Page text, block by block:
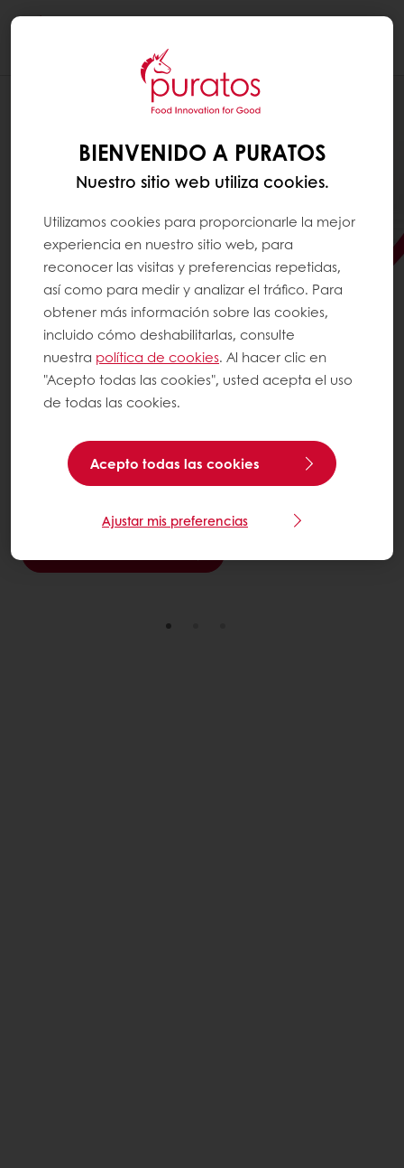
MÁS FRUTA, MÁS SABOR
REAL EN CADA RELLENO
Descubre los nuevos Topfil 20% de fruta y Frutfil con 10%
de fruta, diseñados para ofrecer sabor auténtico,
excelente textura y desempeño superior en cada
BIENVENIDO A PURATOS
Nuestro sitio web utiliza cookies.
Utilizamos cookies para proporcionarle la mejor
experiencia en nuestro sitio web, para
reconocer las visitas y preferencias repetidas,
así como para medir y analizar el tráfico. Para
obtener más información sobre las cookies,
incluido cómo deshabilitarlas, consulte
nuestra política de cookies. Al hacer clic en
"Acepto todas las cookies", usted acepta el uso
de todas las cookies.
Acepto todas las cookies
Ajustar mis preferencias